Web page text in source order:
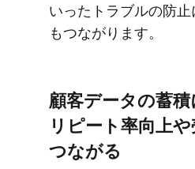
いった​トラブルの​防止
もつながります。
顧客データの​蓄積
リピート率向上
つながる